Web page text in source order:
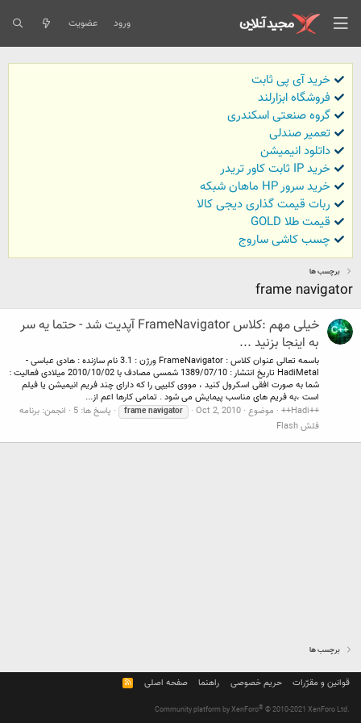
ورود عضویت
خرید آی پی ثابت
فروشگاه ابزارلند
گروه صنعتی اسکندری
تعمیر صندلی
داتلود انیمیشن
خرید IP ثابت کاور تریدر
خرید سرور HP ماهان شبکه
ربات قیمت گذاری دیجی کالا
قیمت طلا GOLD
چسب کاشی ساروج
برچسب ها
frame navigator
خیلی مهم :کلاس FrameNavigator آپدیت شد - حتما یه سر
به اینجا بزنید ...
باسمه تعالی عنوان کلاس : FrameNavigator ورژن : 3.1 نام سازنده : هادی عباسی -
HadiMetal تاریخ انتشار : 1389/07/10 شمسی مصادف با 2010/10/02 میلادی فعالیت :
شما به صورت افقی اسکرول کنید ، مووی کلیپی را که دارای چند فریم انیمیشن یا فیلم
است ،به فریم های مناسب پیمایش می شود . تمامی کارها اعم از...
++Hadi++ موضوع Oct 2, 2010
frame navigator پاسخ ها: 5 انجمن: برنامه
فلش Flash
برچسب ها
قوانین و مقرّرات حریم خصوصی راهنما صفحه اصلی
R
S
Community platform by XenForo® © 2010-2021 XenForo Ltd.